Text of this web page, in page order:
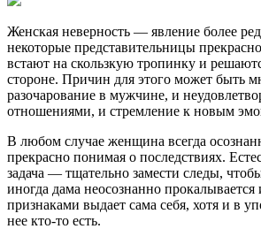
Женская неверность — явление более
некоторые представительницы
встают на скользкую тропинку и
стороне. Причин для этого может быть
разочарование в мужчине, и
отношениями, и стремление к новым
В любом случае женщина всегда
прекрасно понимая о последствиях.
задача — тщательно замести следы,
иногда дама неосознанно
признаками выдает сама себя, хотя и в
нее кто-то есть.